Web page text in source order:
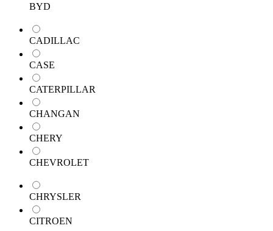
BYD
CADILLAC
CASE
CATERPILLAR
CHANGAN
CHERY
CHEVROLET
CHRYSLER
CITROEN